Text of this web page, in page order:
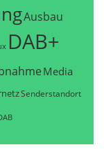
Ausbau
DAB+
Media
Senderstandort